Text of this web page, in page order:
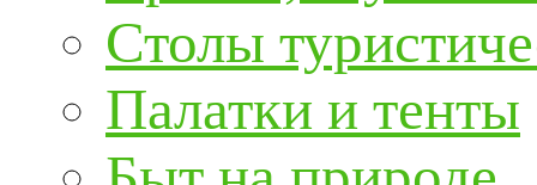
Столы
Палатки и тенты